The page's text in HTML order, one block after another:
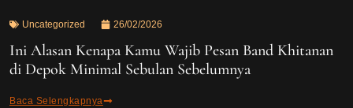
Uncategorized 26/02/2026
Ini Alasan Kenapa Kamu Wajib Pesan Band Khitanan
di Depok Minimal Sebulan Sebelumnya
Baca Selengkapnya